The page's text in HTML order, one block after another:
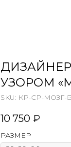
УЗОРОМ
SKU: КР-СР-МОЗГ-
10 750 ₽
РАЗМЕР